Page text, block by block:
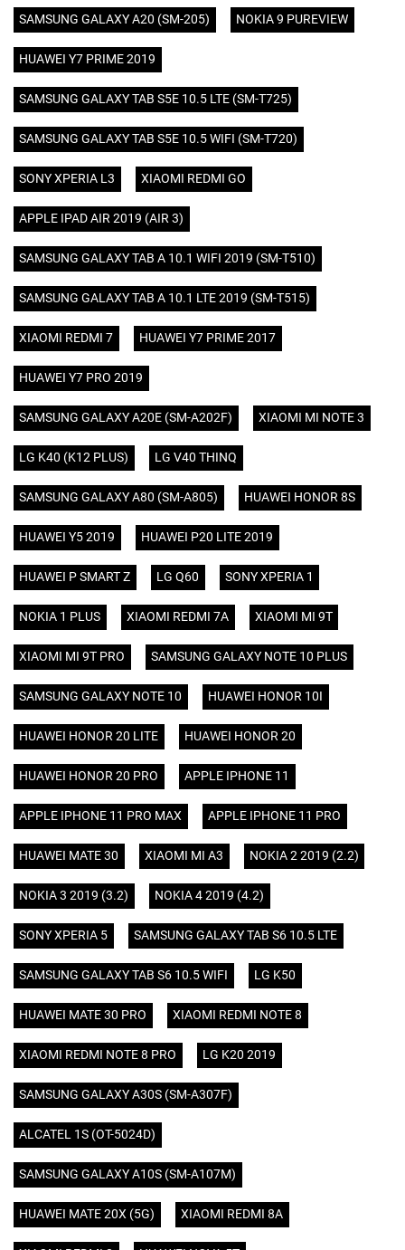
SAMSUNG GALAXY A20 (SM-205) NOKIA 9 PUREVIEW
HUAWEI Y7 PRIME 2019
SAMSUNG GALAXY TAB S5E 10.5 LTE (SM-T725)
SAMSUNG GALAXY TAB S5E 10.5 WIFI (SM-T720)
SONY XPERIA L3 XIAOMI REDMI GO
APPLE IPAD AIR 2019 (AIR 3)
SAMSUNG GALAXY TAB A 10.1 WIFI 2019 (SM-T510)
SAMSUNG GALAXY TAB A 10.1 LTE 2019 (SM-T515)
XIAOMI REDMI 7 HUAWEI Y7 PRIME 2017
HUAWEI Y7 PRO 2019
SAMSUNG GALAXY A20E (SM-A202F) XIAOMI MI NOTE 3
LG K40 (K12 PLUS) LG V40 THINQ
SAMSUNG GALAXY A80 (SM-A805) HUAWEI HONOR 8S
HUAWEI Y5 2019 HUAWEI P20 LITE 2019
HUAWEI P SMART Z LG Q60 SONY XPERIA 1
NOKIA 1 PLUS XIAOMI REDMI 7A XIAOMI MI 9T
XIAOMI MI 9T PRO SAMSUNG GALAXY NOTE 10 PLUS
SAMSUNG GALAXY NOTE 10 HUAWEI HONOR 10I
HUAWEI HONOR 20 LITE HUAWEI HONOR 20
HUAWEI HONOR 20 PRO APPLE IPHONE 11
APPLE IPHONE 11 PRO MAX APPLE IPHONE 11 PRO
HUAWEI MATE 30 XIAOMI MI A3 NOKIA 2 2019 (2.2)
NOKIA 3 2019 (3.2) NOKIA 4 2019 (4.2)
SONY XPERIA 5 SAMSUNG GALAXY TAB S6 10.5 LTE
SAMSUNG GALAXY TAB S6 10.5 WIFI LG K50
HUAWEI MATE 30 PRO XIAOMI REDMI NOTE 8
XIAOMI REDMI NOTE 8 PRO LG K20 2019
SAMSUNG GALAXY A30S (SM-A307F)
ALCATEL 1S (OT-5024D)
SAMSUNG GALAXY A10S (SM-A107M)
HUAWEI MATE 20X (5G) XIAOMI REDMI 8A